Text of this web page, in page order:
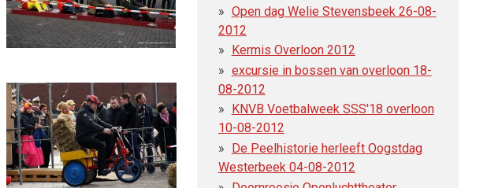
Open dag Welie Stevensbeek 26-08-
2012
Kermis Overloon 2012
excursie in bossen van overloon 18-
08-2012
KNVB Voetbalweek SSS'18 overloon
10-08-2012
De Peelhistorie herleeft Oogstdag
Westerbeek 04-08-2012